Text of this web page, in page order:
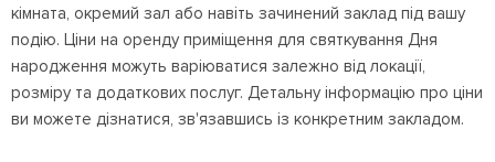
кімната, окремий зал або навіть зачинений заклад під вашу
подію. Ціни на оренду приміщення для святкування Дня
народження можуть варіюватися залежно від локації,
розміру та додаткових послуг. Детальну інформацію про ціни
ви можете дізнатися, зв'язавшись із конкретним закладом.